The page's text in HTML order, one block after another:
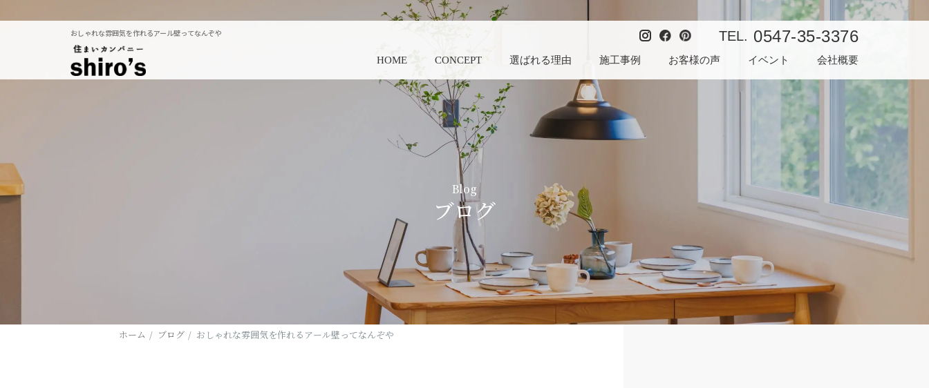
おしゃれな雰囲気を作れるアール壁ってなんぞや TEL. 0547-35-3376
HOME CONCEPT 選ばれる理由 施工事例 お客様の声 イベント 会社概要
Blog
ブログ
ホーム ブログ おしゃれな雰囲気を作れるアール壁ってなんぞや